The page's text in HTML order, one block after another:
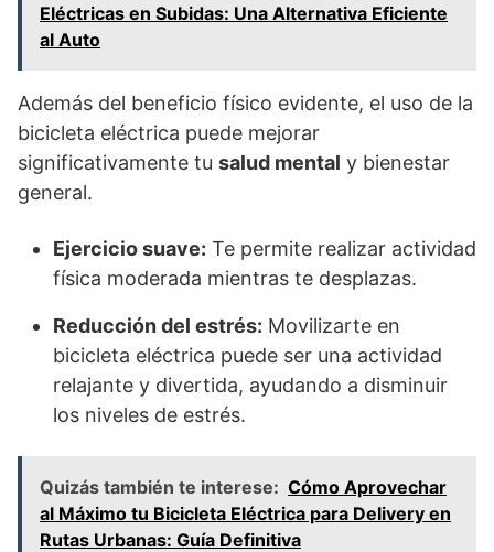
Eléctricas en Subidas: Una Alternativa Eficiente
al Auto
Además del beneficio físico evidente, el uso de la
bicicleta eléctrica puede mejorar
significativamente tu salud mental y bienestar
general.
Ejercicio suave: Te permite realizar actividad
física moderada mientras te desplazas.
Reducción del estrés: Movilizarte en
bicicleta eléctrica puede ser una actividad
relajante y divertida, ayudando a disminuir
los niveles de estrés.
Quizás también te interese: Cómo Aprovechar
al Máximo tu Bicicleta Eléctrica para Delivery en
Rutas Urbanas: Guía Definitiva